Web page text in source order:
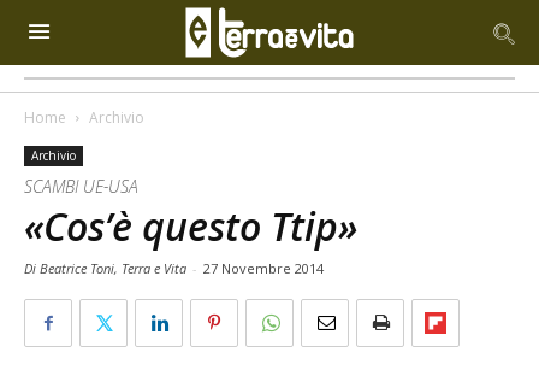
Home Archivio
Archivio
SCAMBI UE-USA
«Cos’è questo Ttip»
Di Beatrice Toni, Terra e Vita - 27 Novembre 2014